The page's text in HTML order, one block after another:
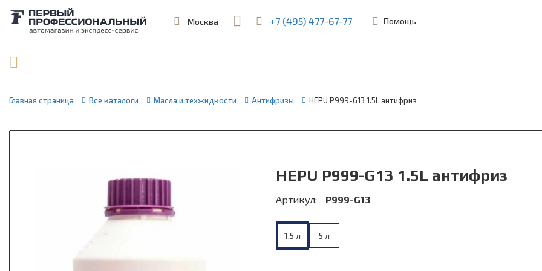
Москва ул. Шереметьевская, 45Б
+7 (495) 477-67-77 Помощь
Главная страница Все каталоги Масла и техжидкости Антифризы HEPU P999-G13 1.5L антифриз
HEPU P999-G13 1.5L антифриз
Артикул: P999-G13
1,5 л 5 л